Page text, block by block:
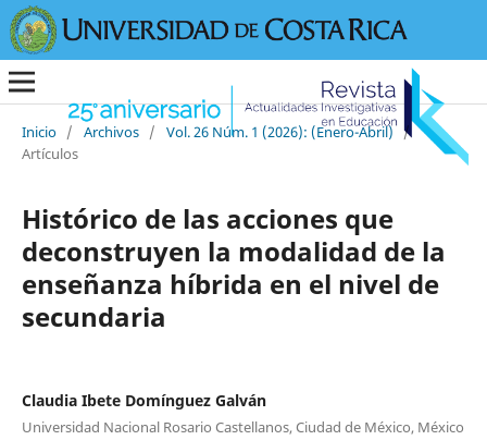
Inicio / Archivos / Vol. 26 Núm. 1 (2026): (Enero-Abril) /
Artículos
Histórico de las acciones que
deconstruyen la modalidad de la
enseñanza híbrida en el nivel de
secundaria
Claudia Ibete Domínguez Galván
Universidad Nacional Rosario Castellanos, Ciudad de México, México